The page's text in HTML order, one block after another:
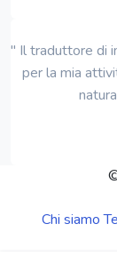
" Il traduttore di
per la mia
Chi siamo